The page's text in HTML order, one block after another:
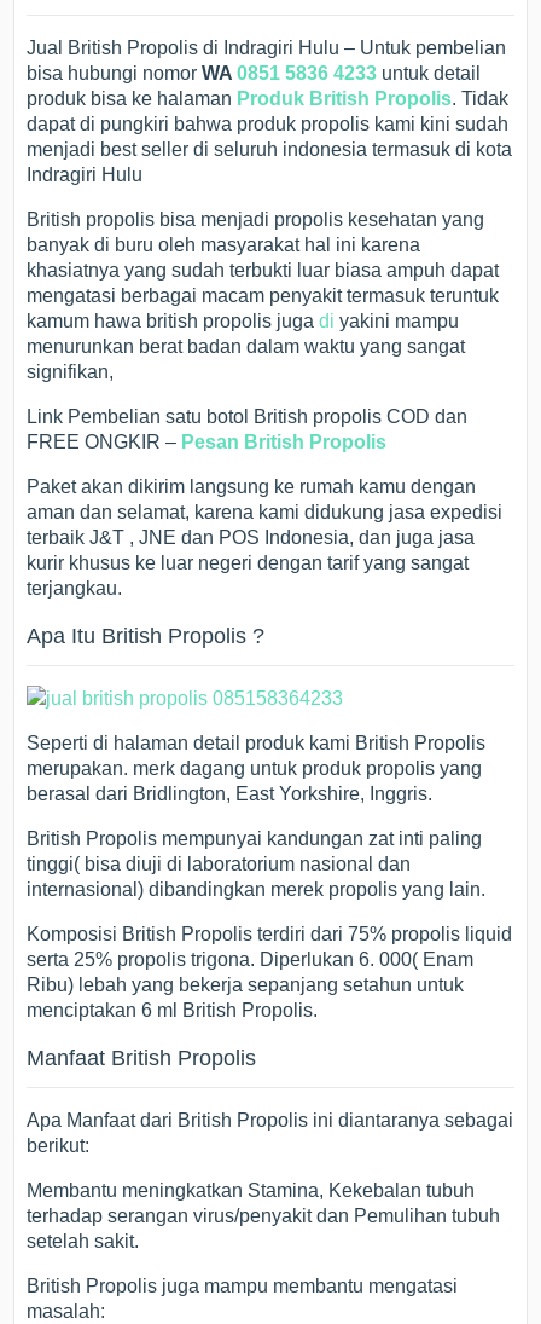
Jual British Propolis di Indragiri Hulu – Untuk pembelian
bisa hubungi nomor WA0851 5836 4233 untuk detail
produk bisa ke halaman Produk British Propolis. Tidak
dapat di pungkiri bahwa produk propolis kami kini sudah
menjadi best seller di seluruh indonesia termasuk di kota
Indragiri Hulu
British propolis bisa menjadi propolis kesehatan yang
banyak di buru oleh masyarakat hal ini karena
khasiatnya yang sudah terbukti luar biasa ampuh dapat
mengatasi berbagai macam penyakit termasuk teruntuk
kamum hawa british propolis jugadi yakini mampu
menurunkan berat badan dalam waktu yang sangat
signifikan,
Link Pembelian satu botol British propolis COD dan
FREE ONGKIR – Pesan British Propolis
Paket akan dikirim langsung ke rumah kamu dengan
aman dan selamat, karena kami didukung jasa expedisi
terbaik J&T , JNE dan POS Indonesia, dan juga jasa
kurir khusus ke luar negeri dengan tarif yang sangat
terjangkau.
Apa Itu British Propolis ?
Seperti di halaman detail produk kami British Propolis
merupakan. merk dagang untuk produk propolis yang
berasal dari Bridlington, East Yorkshire, Inggris.
British Propolis mempunyai kandungan zat inti paling
tinggi( bisa diuji di laboratorium nasional dan
internasional) dibandingkan merek propolis yang lain.
Komposisi British Propolis terdiri dari 75% propolis liquid
serta 25% propolis trigona. Diperlukan 6. 000( Enam
Ribu) lebah yang bekerja sepanjang setahun untuk
menciptakan 6 ml British Propolis.
Manfaat British Propolis
Apa Manfaat dari British Propolis ini diantaranya sebagai
berikut:
Membantu meningkatkan Stamina, Kekebalan tubuh
terhadap serangan virus/penyakit dan Pemulihan tubuh
setelah sakit.
British Propolis juga mampu membantu mengatasi
masalah: